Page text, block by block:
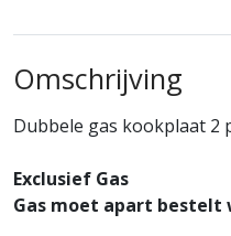
Omschrijving
Dubbele gas kookplaat 2
Exclusief Gas
Gas moet apart bestelt